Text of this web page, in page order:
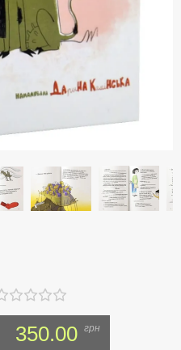
350.00 грн